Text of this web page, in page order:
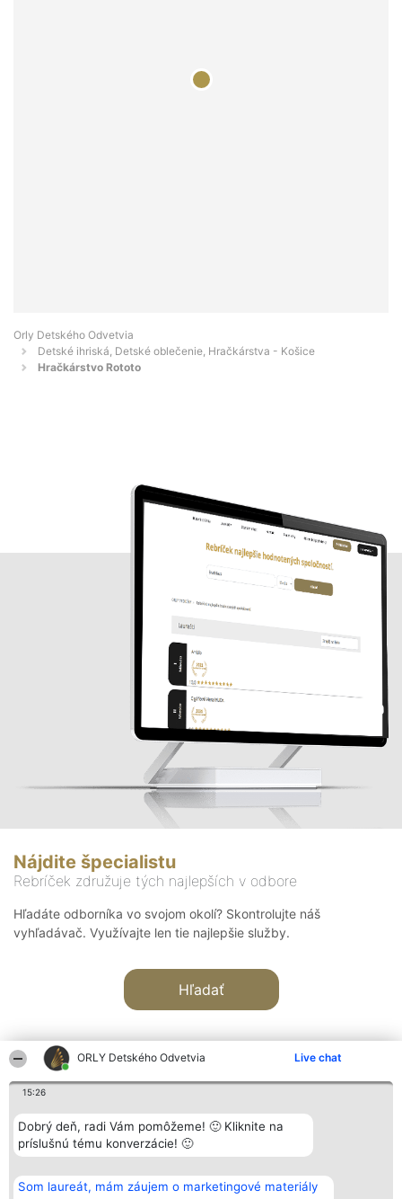
ORLY Detského Odvetvia Live chat
15:26
Dobrý deň, radi Vám pomôžeme! 🙂 Kliknite na
príslušnú tému konverzácie! 🙂
Som laureát, mám záujem o marketingové materiály
Orly Detského Odvetvia
Detské ihriská, Detské oblečenie, Hračkárstva - Košice
Hračkárstvo Rototo
Nájdite špecialistu
Rebríček združuje tých najlepších v odbore
Hľadáte odborníka vo svojom okolí? Skontrolujte náš
vyhľadávač. Využívajte len tie najlepšie služby.
Hľadať
Organizátor hodnotenia
Bright Side Solutions sp. z o.
o. sp. k.
Wrocław 50-079
KRS 0000749100 | Regon
Hodnotenie
Laureáti
Lista
Laureatów
Podmienky
Kontakt
Kontakt